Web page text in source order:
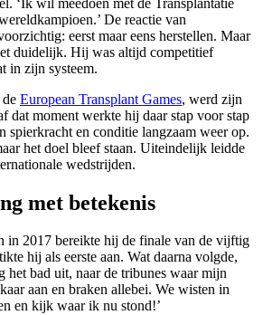
De reactie van
eerst maar eens herstellen. Maar
duidelijk. Hij was altijd competitief
in zijn systeem.
European Transplant Games, werd zijn
dat moment werkte hij daar stap voor stap
spierkracht en conditie langzaam weer op.
het doel bleef staan. Uiteindelijk leidde
wedstrijden.
met betekenis
in 2017 bereikte hij de finale van de vijftig
hij als eerste aan. Wat daarna volgde,
het bad uit, naar de tribunes waar mijn
aan en braken allebei. We wisten in
en kijk waar ik nu stond!’